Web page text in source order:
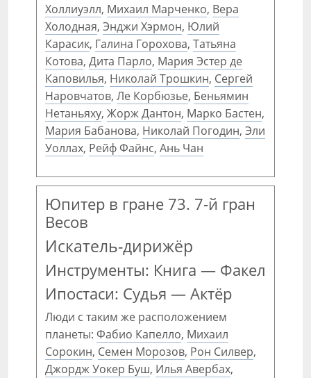
Холлиуэлл, Михаил Марченко, Вера
Холодная, Энджи Хэрмон, Юлий
Карасик, Галина Горохова, Татьяна
Котова, Дита Парло, Мария Эстер де
Каповилья, Николай Трошкин, Сергей
Наровчатов, Ле Корбюзье, Беньямин
Нетаньяху, Жорж Дантон, Марко Бастен,
Мария Бабанова, Николай Погодин, Эли
Уоллах, Рейф Файнс, Ань Чан
Юпитер в гране 73. 7-й гран
Весов
Искатель-дирижёр
Инструменты: Книга — Факел
Ипостаси: Судья — Актёр
Люди с таким же расположением
планеты: Фабио Капелло, Михаил
Сорокин, Семен Морозов, Рон Силвер,
Джордж Уокер Буш, Илья Авербах,